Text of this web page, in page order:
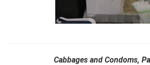
Cabbages and Condoms,